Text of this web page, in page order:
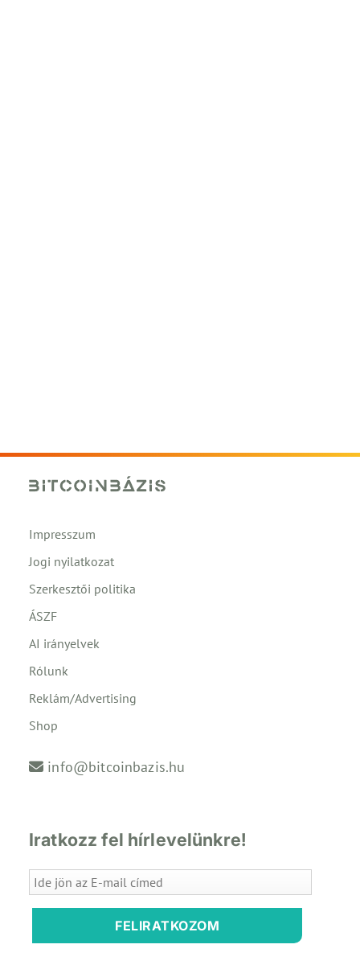
Impresszum
Jogi nyilatkozat
Szerkesztői politika
ÁSZF
AI irányelvek
Rólunk
Reklám/Advertising
Shop
info@bitcoinbazis.hu
Iratkozz fel hírlevelünkre!
FELIRATKOZOM